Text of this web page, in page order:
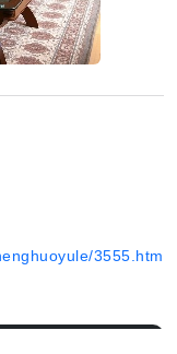
3555.htm